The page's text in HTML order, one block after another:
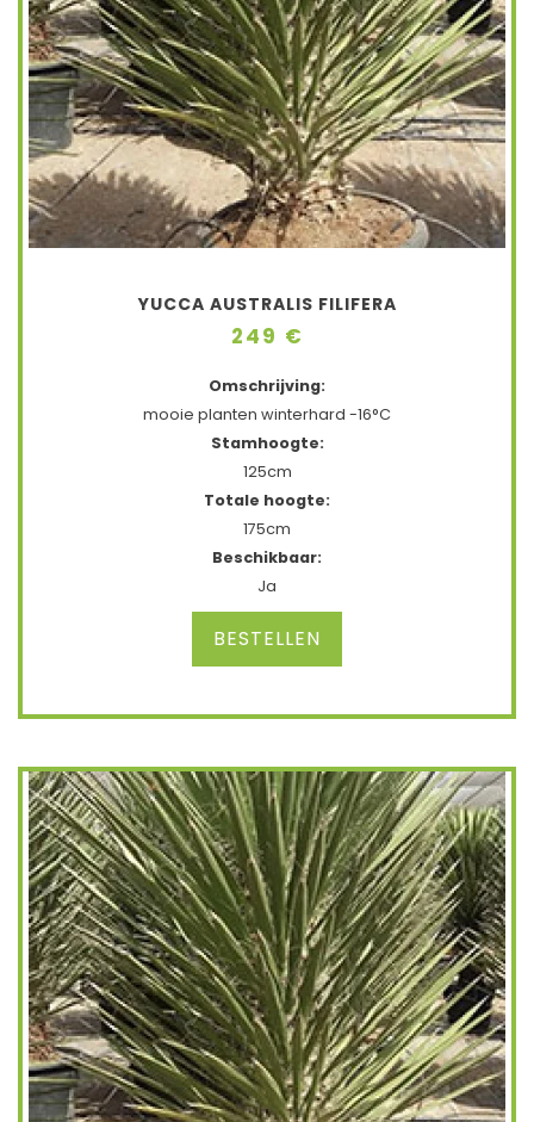
YUCCA AUSTRALIS FILIFERA
249 €
Omschrijving:
mooie planten winterhard -16°C
Stamhoogte:
125cm
Totale hoogte:
175cm
Beschikbaar:
Ja
BESTELLEN